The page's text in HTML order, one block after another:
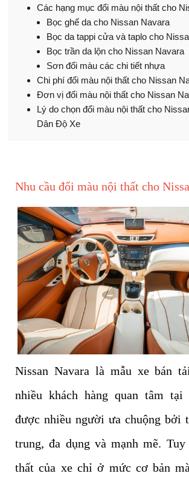
Các hạng mục đổi màu nội thất cho
Bọc ghế da cho Nissan Navara
Bọc da tappi cửa và taplo cho
Bọc trần da lộn cho Nissan Navara
Sơn đổi màu các chi tiết nhựa
Chi phí đổi màu nội thất cho Nissan
Đơn vị đổi màu nội thất cho Nissan
Lý do chọn đổi màu nội thất cho
Dân Độ Xe
Nhu cầu đổi màu nội thất cho
Nissan Navara là mẫu xe bán
nhiều khách hàng quan tâm tại
được nhiều người ưa chuộng bởi
trung, đa dụng và mạnh mẽ. Tuy
thất của xe chỉ ở mức cơ bản